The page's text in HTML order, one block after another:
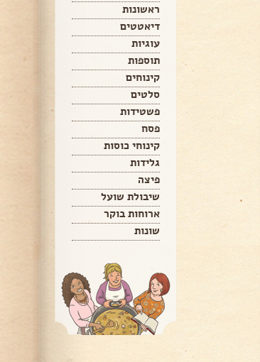
ראשונות
דיאטטים
עוגיות
תוספות
קינוחים
סלטים
פשטידות
פסח
קינוחי כוסות
גלידות
פיצה
שיבולת שועל
ארוחות בוקר
שונות